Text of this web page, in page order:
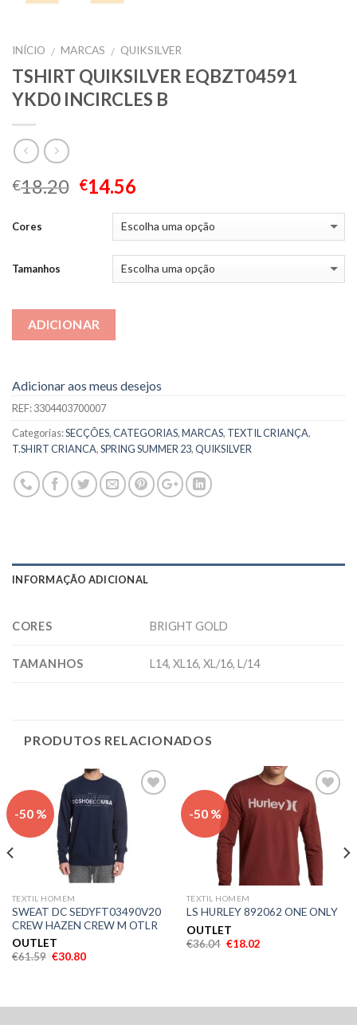
INÍCIO / MARCAS / QUIKSILVER
TSHIRT QUIKSILVER EQBZT04591
YKD0 INCIRCLES B
€18.20 €14.56
Cores
Tamanhos
ADICIONAR
Adicionar aos meus desejos
REF:3304403700007
Categorias:SECÇÕES,CATEGORIAS,MARCAS, TEXTIL CRIANÇA,
T.SHIRT CRIANCA,SPRING SUMMER 23,QUIKSILVER
INFORMAÇÃO ADICIONAL
CORES BRIGHT GOLD
TAMANHOS L14, XL16, XL/16, L/14
PRODUTOS RELACIONADOS
-50 %
Adicionar
aos meus
TEXTIL HOMEM
SWEAT DC SEDYFT03490V20
CREW HAZEN CREW M OTLR
OUTLET
€61.59 €30.80
-50 %
Adicionar
aos meus
desejos
TEXTIL HOMEM
LS HURLEY 892062 ONE ONLY
OUTLET
€36.04 €18.02